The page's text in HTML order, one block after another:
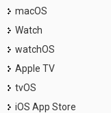
macOS
Watch
watchOS
Apple TV
tvOS
iOS App Store